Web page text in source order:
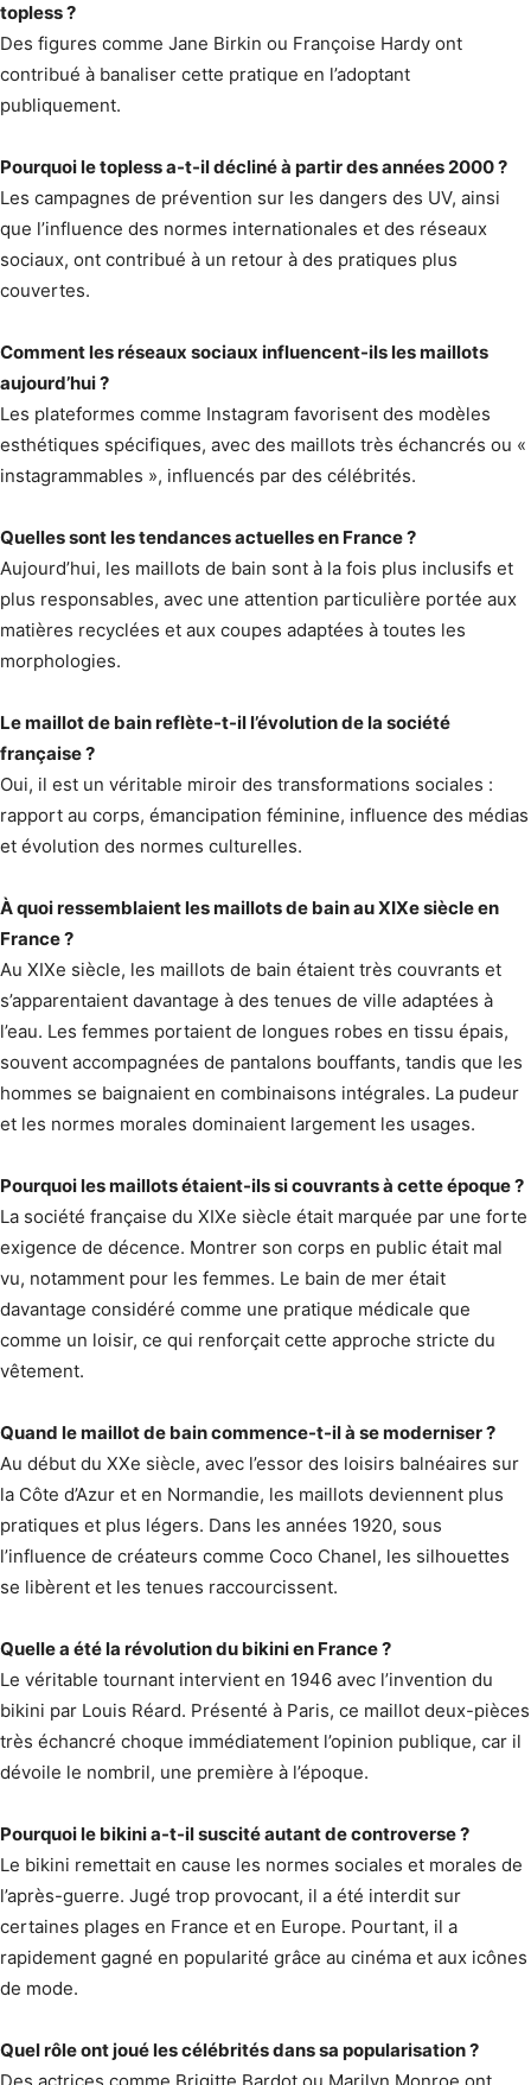
topless ?
Des figures comme Jane Birkin ou Françoise Hardy ont
contribué à banaliser cette pratique en l’adoptant
publiquement.
Pourquoi le topless a-t-il décliné à partir des années 2000 ?
Les campagnes de prévention sur les dangers des UV, ainsi
que l’influence des normes internationales et des réseaux
sociaux, ont contribué à un retour à des pratiques plus
couvertes.
Comment les réseaux sociaux influencent-ils les maillots
aujourd’hui ?
Les plateformes comme Instagram favorisent des modèles
esthétiques spécifiques, avec des maillots très échancrés ou «
instagrammables », influencés par des célébrités.
Quelles sont les tendances actuelles en France ?
Aujourd’hui, les maillots de bain sont à la fois plus inclusifs et
plus responsables, avec une attention particulière portée aux
matières recyclées et aux coupes adaptées à toutes les
morphologies.
Le maillot de bain reflète-t-il l’évolution de la société
française ?
Oui, il est un véritable miroir des transformations sociales :
rapport au corps, émancipation féminine, influence des médias
et évolution des normes culturelles.
À quoi ressemblaient les maillots de bain au XIXe siècle en
France ?
Au XIXe siècle, les maillots de bain étaient très couvrants et
s’apparentaient davantage à des tenues de ville adaptées à
l’eau. Les femmes portaient de longues robes en tissu épais,
souvent accompagnées de pantalons bouffants, tandis que les
hommes se baignaient en combinaisons intégrales. La pudeur
et les normes morales dominaient largement les usages.
Pourquoi les maillots étaient-ils si couvrants à cette époque ?
La société française du XIXe siècle était marquée par une forte
exigence de décence. Montrer son corps en public était mal
vu, notamment pour les femmes. Le bain de mer était
davantage considéré comme une pratique médicale que
comme un loisir, ce qui renforçait cette approche stricte du
vêtement.
Quand le maillot de bain commence-t-il à se moderniser ?
Au début du XXe siècle, avec l’essor des loisirs balnéaires sur
la Côte d’Azur et en Normandie, les maillots deviennent plus
pratiques et plus légers. Dans les années 1920, sous
l’influence de créateurs comme Coco Chanel, les silhouettes
se libèrent et les tenues raccourcissent.
Quelle a été la révolution du bikini en France ?
Le véritable tournant intervient en 1946 avec l’invention du
bikini par Louis Réard. Présenté à Paris, ce maillot deux-pièces
très échancré choque immédiatement l’opinion publique, car il
dévoile le nombril, une première à l’époque.
Pourquoi le bikini a-t-il suscité autant de controverse ?
Le bikini remettait en cause les normes sociales et morales de
l’après-guerre. Jugé trop provocant, il a été interdit sur
certaines plages en France et en Europe. Pourtant, il a
rapidement gagné en popularité grâce au cinéma et aux icônes
de mode.
Quel rôle ont joué les célébrités dans sa popularisation ?